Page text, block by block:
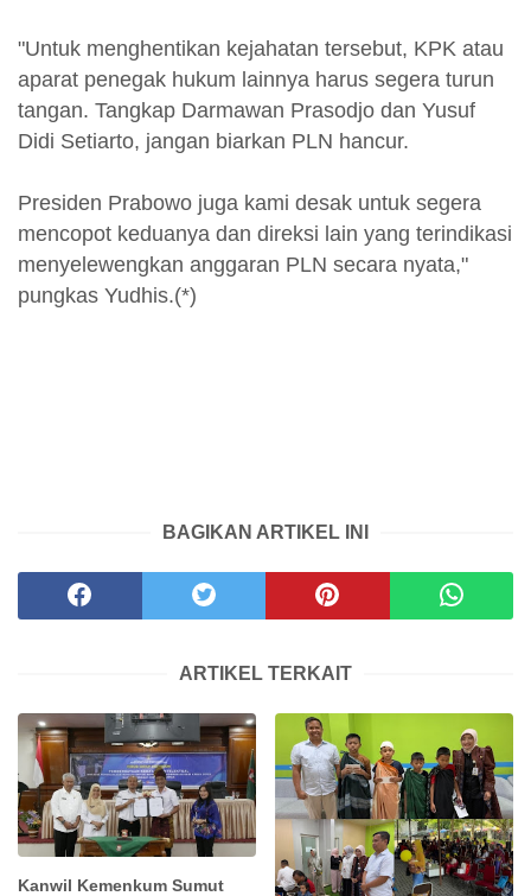
"Untuk menghentikan kejahatan tersebut, KPK atau
aparat penegak hukum lainnya harus segera turun
tangan. Tangkap Darmawan Prasodjo dan Yusuf
Didi Setiarto, jangan biarkan PLN hancur.
Presiden Prabowo juga kami desak untuk segera
mencopot keduanya dan direksi lain yang terindikasi
menyelewengkan anggaran PLN secara nyata,"
pungkas Yudhis.(*)
BAGIKAN ARTIKEL INI
ARTIKEL TERKAIT
Kanwil Kemenkum Sumut